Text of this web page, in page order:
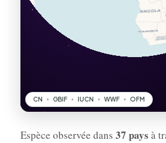
Espèce observée dans 37 pays à